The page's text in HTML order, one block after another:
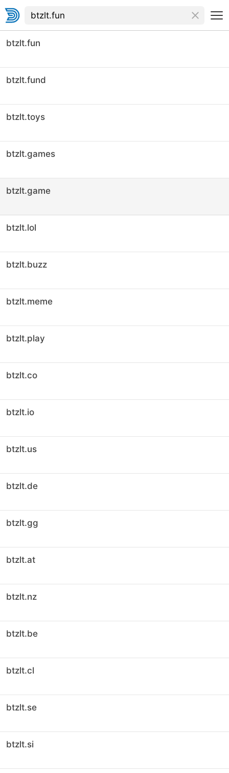
btzlt.fun
btzlt.fund
btzlt.toys
btzlt.games
btzlt.game
btzlt.lol
btzlt.buzz
btzlt.meme
btzlt.play
btzlt.co
btzlt.io
btzlt.us
btzlt.de
btzlt.gg
btzlt.at
btzlt.nz
btzlt.be
btzlt.cl
btzlt.se
btzlt.si